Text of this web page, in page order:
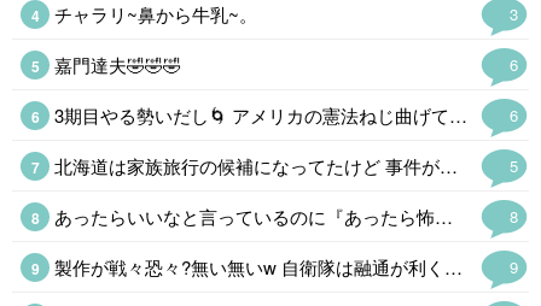
3
チャラリ~鼻から牛乳~。
6
嘉門達夫🤣🤣🤣
6
3期目やる勢いだし🌀 アメリカの憲法ねじ曲げてでもやりそ〰️😵‍💫 勘弁してよ⤵️
5
北海道は家族旅行の候補になってたけど 事件が多くて運気悪そうだからやめた😜 本当は行きたいけどね~😔
8
あったらいいなと言っているのに『あったら怖い~セレナーデ👻』に変換する方は他にもいると思います。😅
9
製作が戦々恐々?無い無いw 自衛隊は融通が利くからなー 戦々恐々とする可能性があれば、最初から起用されないっつーのw